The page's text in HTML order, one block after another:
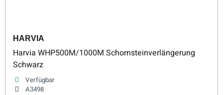
HARVIA
Harvia WHP500M/1000M Schornsteinverlängerung
Schwarz
Verfügbar
A3498